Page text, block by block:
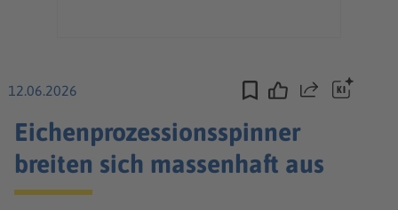
12.06.2026 Teilen
Eichenprozessionsspinner
breiten sich massenhaft aus